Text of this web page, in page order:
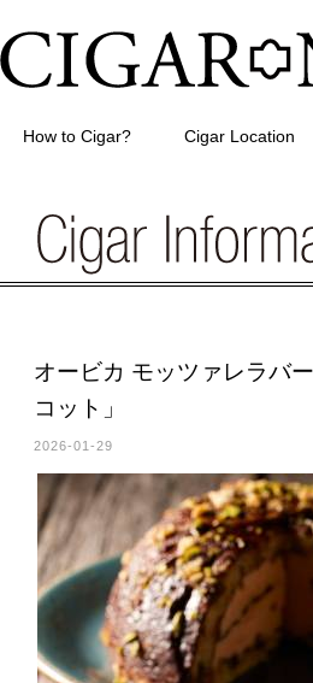
How to Cigar? Cigar Location
オービカ モッツァレラバ
コット」
2026-01-29